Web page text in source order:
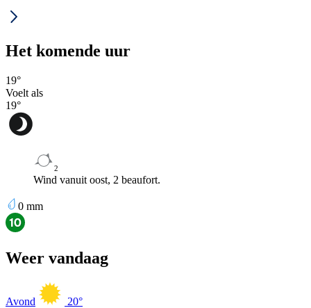
Het komende uur
19°
Voelt als
19°
2
Wind vanuit oost, 2 beaufort.
0 mm
Weer vandaag
Avond 20°